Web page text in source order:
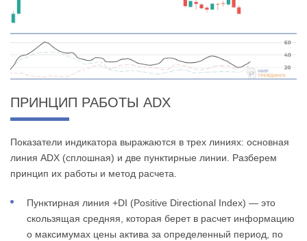
ПРИНЦИП РАБОТЫ ADX
Показатели индикатора выражаются в трех линиях: основная
линия ADX (сплошная) и две пунктирные линии. Разберем
принцип их работы и метод расчета.
Пунктирная линия +DI (Positive Directional Index) — это
скользящая средняя, которая берет в расчет информацию
о максимумах цены актива за определенный период, по